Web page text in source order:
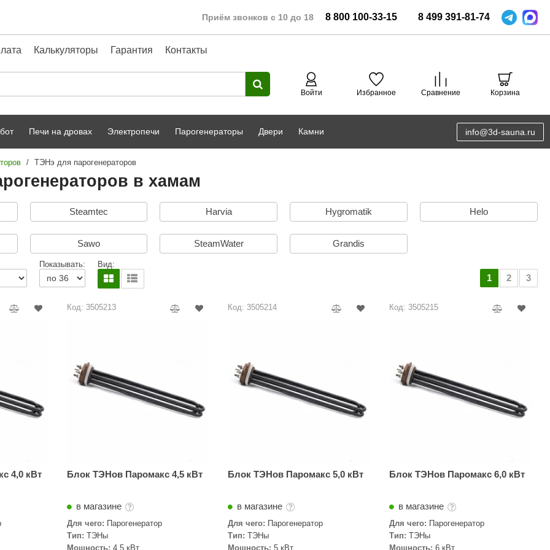
Приём звонков с 10 до 18 8 800 100-33-15 8 499 391-81-74
Калькуляторы Гарантия Контакты
Войти Избранное Сравнение Корзина
Anypool
Karhu PRO METALL
A-Panel Руспанель
Карельские легенды
Cariitti Bentwood
LANG’s Fasel
Печи на дровах Электропечи Парогенераторы Двери Камни info@3d-sauna.ru
/ ТЭНэ для парогенераторов
в хамам
Steamtec Harvia Hygromatik Helo
Sawo SteamWater Grandis
Показывать: Вид:
1 2 3
4,0 кВт
Код: 3505213
Блок ТЭНов Паромакс 4,5 кВт
в магазине
Для чего: Парогенератор
Тип: ТЭНы
Мощность: 4,5 кВт
Код: 3505214
Блок ТЭНов Паромакс 5,0 кВт
в магазине
Для чего: Парогенератор
Тип: ТЭНы
Мощность: 5 кВт
Код: 3505215
Блок ТЭНов Паромакс 6,0 кВт
в магазине
Для чего: Парогенератор
Тип: ТЭНы
Мощность: 6 кВт